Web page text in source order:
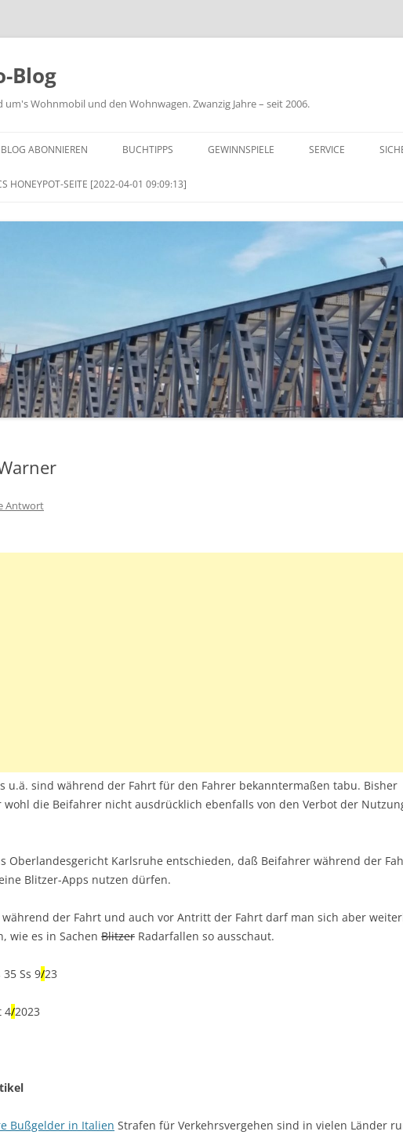
Blog
um's Wohnmobil und den Wohnwagen. Zwanzig Jahre – seit 2006.
BLOG ABONNIEREN BUCHTIPPS GEWINNSPIELE SERVICE
HONEYPOT-SEITE [2022-04-01 09:09:13]
Antwort
u.ä. sind während der Fahrt für den Fahrer bekanntermaßen tabu. Bisher
wohl die Beifahrer nicht ausdrücklich ebenfalls von den Verbot der
Oberlandesgericht Karlsruhe entschieden, daß Beifahrer während der
Blitzer-Apps nutzen dürfen.
während der Fahrt und auch vor Antritt der Fahrt darf man sich aber
wie es in Sachen Blitzer Radarfallen so ausschaut.
35 Ss 9/23
4/2023
Bußgelder in Italien Strafen für Verkehrsvergehen sind in vielen Länder